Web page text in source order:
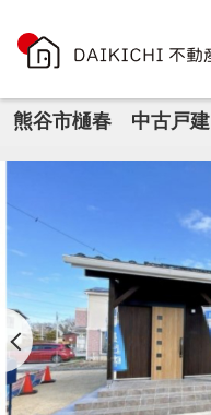
熊谷市樋春 中古戸建